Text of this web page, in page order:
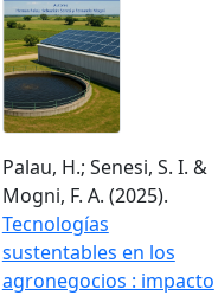
Palau, H.; Senesi, S. I. &
Mogni, F. A. (2025).
Tecnologías
sustentables en los
agronegocios : impacto